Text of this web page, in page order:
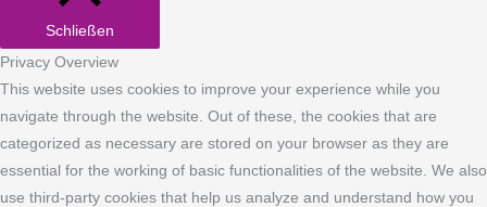
Schließen
Privacy Overview
This website uses cookies to improve your experience while you
navigate through the website. Out of these, the cookies that are
categorized as necessary are stored on your browser as they are
essential for the working of basic functionalities of the website. We also
use third-party cookies that help us analyze and understand how you